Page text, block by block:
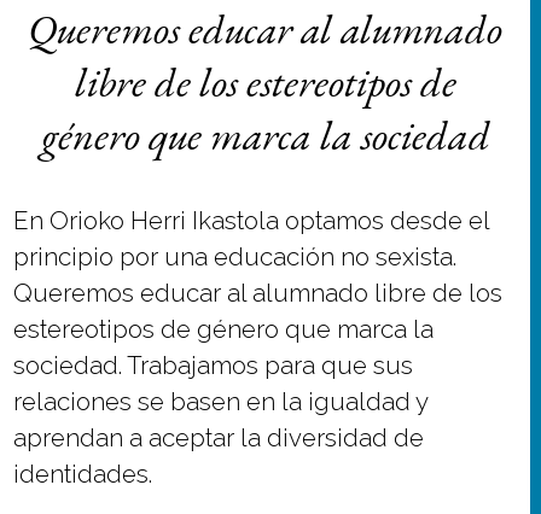
Queremos educar al alumnado
libre de los estereotipos de
género que marca la sociedad
En Orioko Herri Ikastola optamos desde el
principio por una educación no sexista.
Queremos educar al alumnado libre de los
estereotipos de género que marca la
sociedad. Trabajamos para que sus
relaciones se basen en la igualdad y
aprendan a aceptar la diversidad de
identidades.